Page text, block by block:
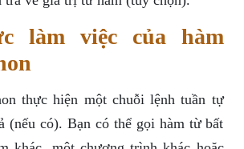
làm việc của hàm
thực hiện một chuỗi lệnh tuần tự
(nếu có). Bạn có thể gọi hàm từ bất